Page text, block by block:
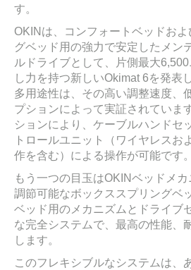
す。
OKINは、コンフォートベッドお
グベッド用の強力で安定したメン
ルドライブとして、片側最大
し力を持つ新しいOkimat 6を発表
多用途性は、その高い調整速度、
プションによって実証されていま
ションにより、ケーブルハンドセ
トロールユニット（ワイヤレスお
作を含む）による操作が可能です。
もう一つの目玉はOKINベッドメカ
調節可能なボックススプリングベ
ベッド用のメカニズムとドライブ
な完全システムで、最高の性能、
します。
このフレキシブルなシステムは、